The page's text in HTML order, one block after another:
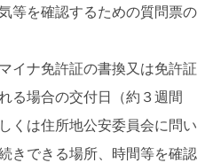
等を確認するための質問票の
イナ免許証の書換又は免許証
る場合の交付日（約３週間
くは住所地公安委員会に問い
きできる場所、時間等を確認